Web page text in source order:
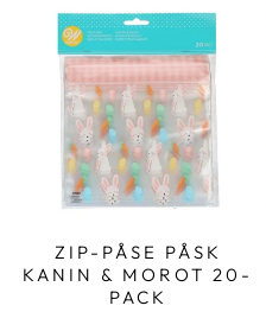
ZIP-PÅSE PÅSK
KANIN & MOROT 20-
PACK